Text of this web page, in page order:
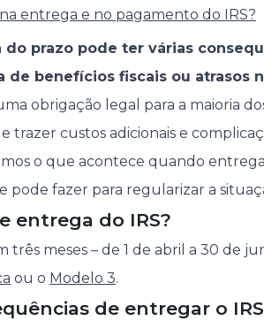
entrega e no pagamento do IRS?
do prazo pode ter várias
de benefícios fiscais ou atrasos
obrigação legal para a maioria
trazer custos adicionais e
o que acontece quando entrega
pode fazer para regularizar a
entrega do IRS?
três meses – de 1 de abril a 30 de
ou o Modelo 3.
de entregar o